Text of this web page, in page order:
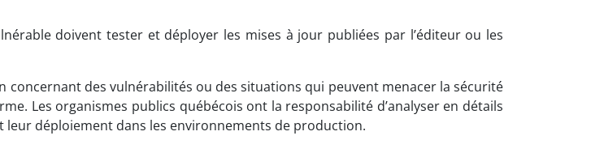
doivent tester et déployer les mises à jour publiées par l’éditeur ou les
concernant des vulnérabilités ou des situations qui peuvent menacer la sécurité
Les organismes publics québécois ont la responsabilité d’analyser en détails
déploiement dans les environnements de production.